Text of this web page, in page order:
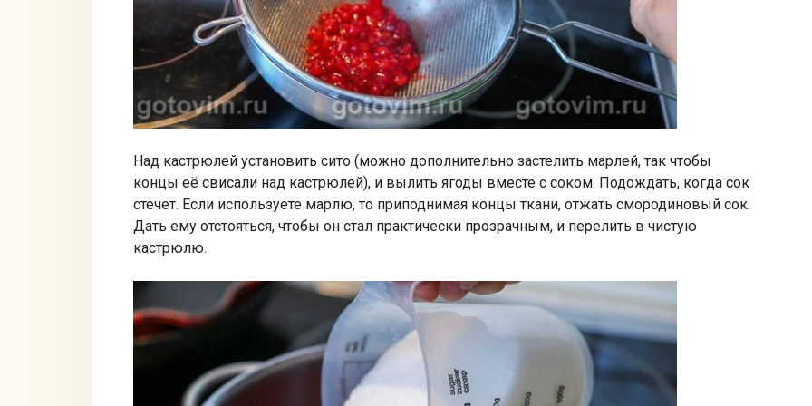
Над кастрюлей установить сито (можно дополнительно застелить марлей, так чтобы
концы её свисали над кастрюлей), и вылить ягоды вместе с соком. Подождать, когда сок
стечет. Если используете марлю, то приподнимая концы ткани, отжать смородиновый сок.
Дать ему отстояться, чтобы он стал практически прозрачным, и перелить в чистую
кастрюлю.